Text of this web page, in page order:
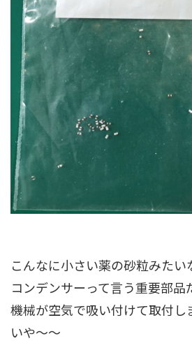
こんなに小さい薬の砂粒みたい
コンデンサーって言う重要部品
機械が空気で吸い付けて取付し
いや～～